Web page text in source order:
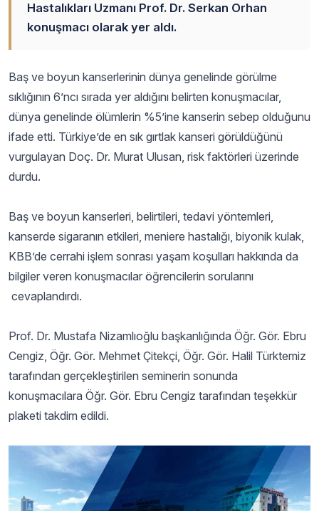
Hastalıkları Uzmanı Prof. Dr. Serkan Orhan
konuşmacı olarak yer aldı.
Baş ve boyun kanserlerinin dünya genelinde görülme
sıklığının 6’ncı sırada yer aldığını belirten konuşmacılar,
dünya genelinde ölümlerin %5’ine kanserin sebep olduğunu
ifade etti. Türkiye’de en sık gırtlak kanseri görüldüğünü
vurgulayan Doç. Dr. Murat Ulusan, risk faktörleri üzerinde
durdu.
Baş ve boyun kanserleri, belirtileri, tedavi yöntemleri,
kanserde sigaranın etkileri, meniere hastalığı, biyonik kulak,
KBB’de cerrahi işlem sonrası yaşam koşulları hakkında da
bilgiler veren konuşmacılar öğrencilerin sorularını
cevaplandırdı.
Prof. Dr. Mustafa Nizamlıoğlu başkanlığında Öğr. Gör. Ebru
Cengiz, Öğr. Gör. Mehmet Çitekçi, Öğr. Gör. Halil Türktemiz
tarafından gerçekleştirilen seminerin sonunda
konuşmacılara Öğr. Gör. Ebru Cengiz tarafından teşekkür
plaketi takdim edildi.